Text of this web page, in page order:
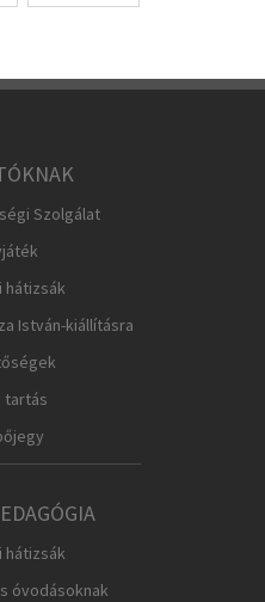
Szolgálat
hátizsák
István-kiállításra
tartás
hátizsák
óvodásoknak